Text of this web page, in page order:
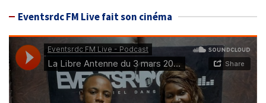
Eventsrdc FM Live fait son cinéma